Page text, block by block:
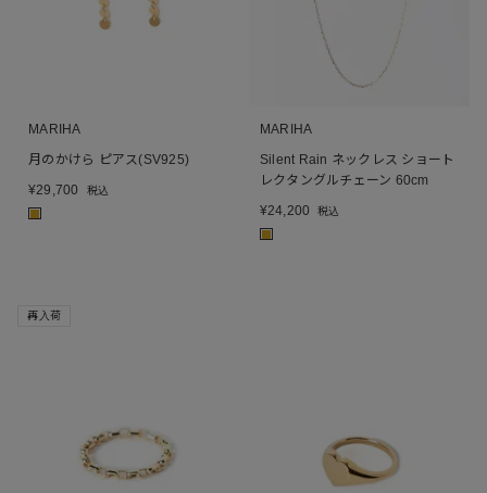
MARIHA
月のかけら ピアス(SV925)
¥29,700 税込
■
MARIHA
Silent Rain ネックレス ショート
レクタングルチェーン 60cm
¥24,200 税込
■
再入荷